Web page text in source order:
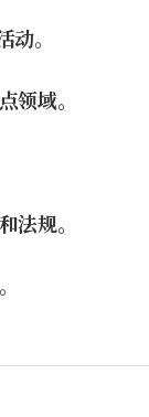
。
领域。
法规。